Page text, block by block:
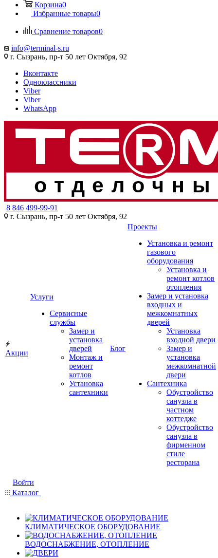
Корзина0
Избранные товары0
Сравнение товаров0
info@terminal-s.ru
г. Сызрань, пр-т 50 лет Октября, 92
Вконтакте
Одноклассники
Viber
Viber
WhatsApp
8 846 499-99-91
г. Сызрань, пр-т 50 лет Октября, 92
Акции
Услуги
Сервисные
службы
Замер и
установка
дверей
Монтаж и
ремонт
котлов
Установка
сантехники
Блог
Проекты
Установка и ремонт
газового
оборудования
Установка и
ремонт котлов
отопления
Замер и установка
входных и
межкомнатных
дверей
Установка
входной двери
Замер и
установка
межкомнатной
двери
Сантехника
Обустройство
санузла в
частном
коттедже
Обустройство
санузла в
фирменном
стиле
ресторана
Войти
Каталог
КЛИМАТИЧЕСКОЕ ОБОРУДОВАНИЕ
ВОДОСНАБЖЕНИЕ, ОТОПЛЕНИЕ